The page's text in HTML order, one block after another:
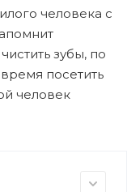
человека с
зубы, по
посетить
человек